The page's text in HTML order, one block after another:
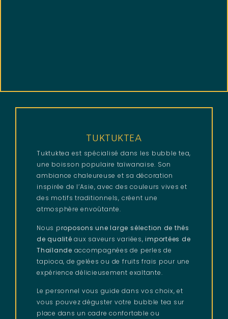
TUKTUKTEA
Tuktuktea est spécialisé dans les bubble tea,
une boisson populaire taïwanaise. Son
ambiance chaleureuse et sa décoration
inspirée de l’Asie, avec des couleurs vives et
des motifs traditionnels, créent une
atmosphère envoûtante.
Nous proposons une large sélection de thés
de qualité aux saveurs variées, importées de
Thaïlande accompagnées de perles de
tapioca, de gelées ou de fruits frais pour une
expérience délicieusement exaltante.
Le personnel vous guide dans vos choix, et
vous pouvez déguster votre bubble tea sur
place dans un cadre confortable ou